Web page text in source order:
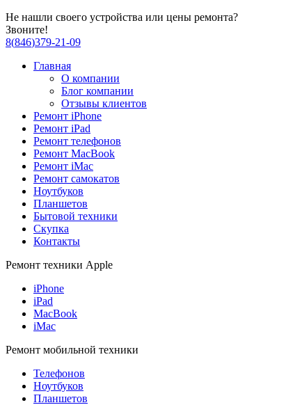
Не нашли своего устройства или цены ремонта?
Звоните!
8(846)379-21-09
Главная
О компании
Блог компании
Отзывы клиентов
Ремонт iPhone
Ремонт iPad
Ремонт телефонов
Ремонт MacBook
Ремонт iMac
Ремонт самокатов
Ноутбуков
Планшетов
Бытовой техники
Скупка
Контакты
Ремонт техники Apple
iPhone
iPad
MacBook
iMac
Ремонт мобильной техники
Телефонов
Ноутбуков
Планшетов